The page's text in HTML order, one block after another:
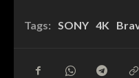
Tags: SONY 4K